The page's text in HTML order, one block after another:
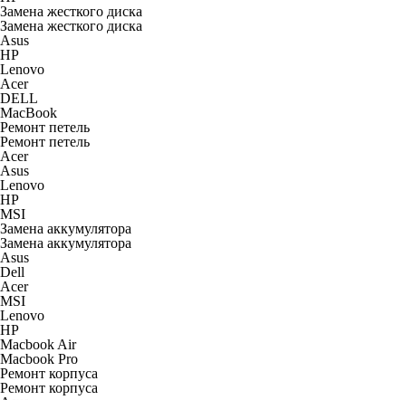
Замена жесткого диска
Замена жесткого диска
Asus
HP
Lenovo
Acer
DELL
MacBook
Ремонт петель
Ремонт петель
Acer
Asus
Lenovo
HP
MSI
Замена аккумулятора
Замена аккумулятора
Asus
Dell
Acer
MSI
Lenovo
HP
Macbook Air
Macbook Pro
Ремонт корпуса
Ремонт корпуса